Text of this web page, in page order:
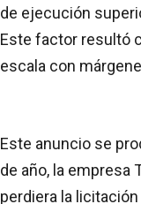
de ejecución
Este factor resultó
escala con
Este anuncio se
de año, la empresa
perdiera la